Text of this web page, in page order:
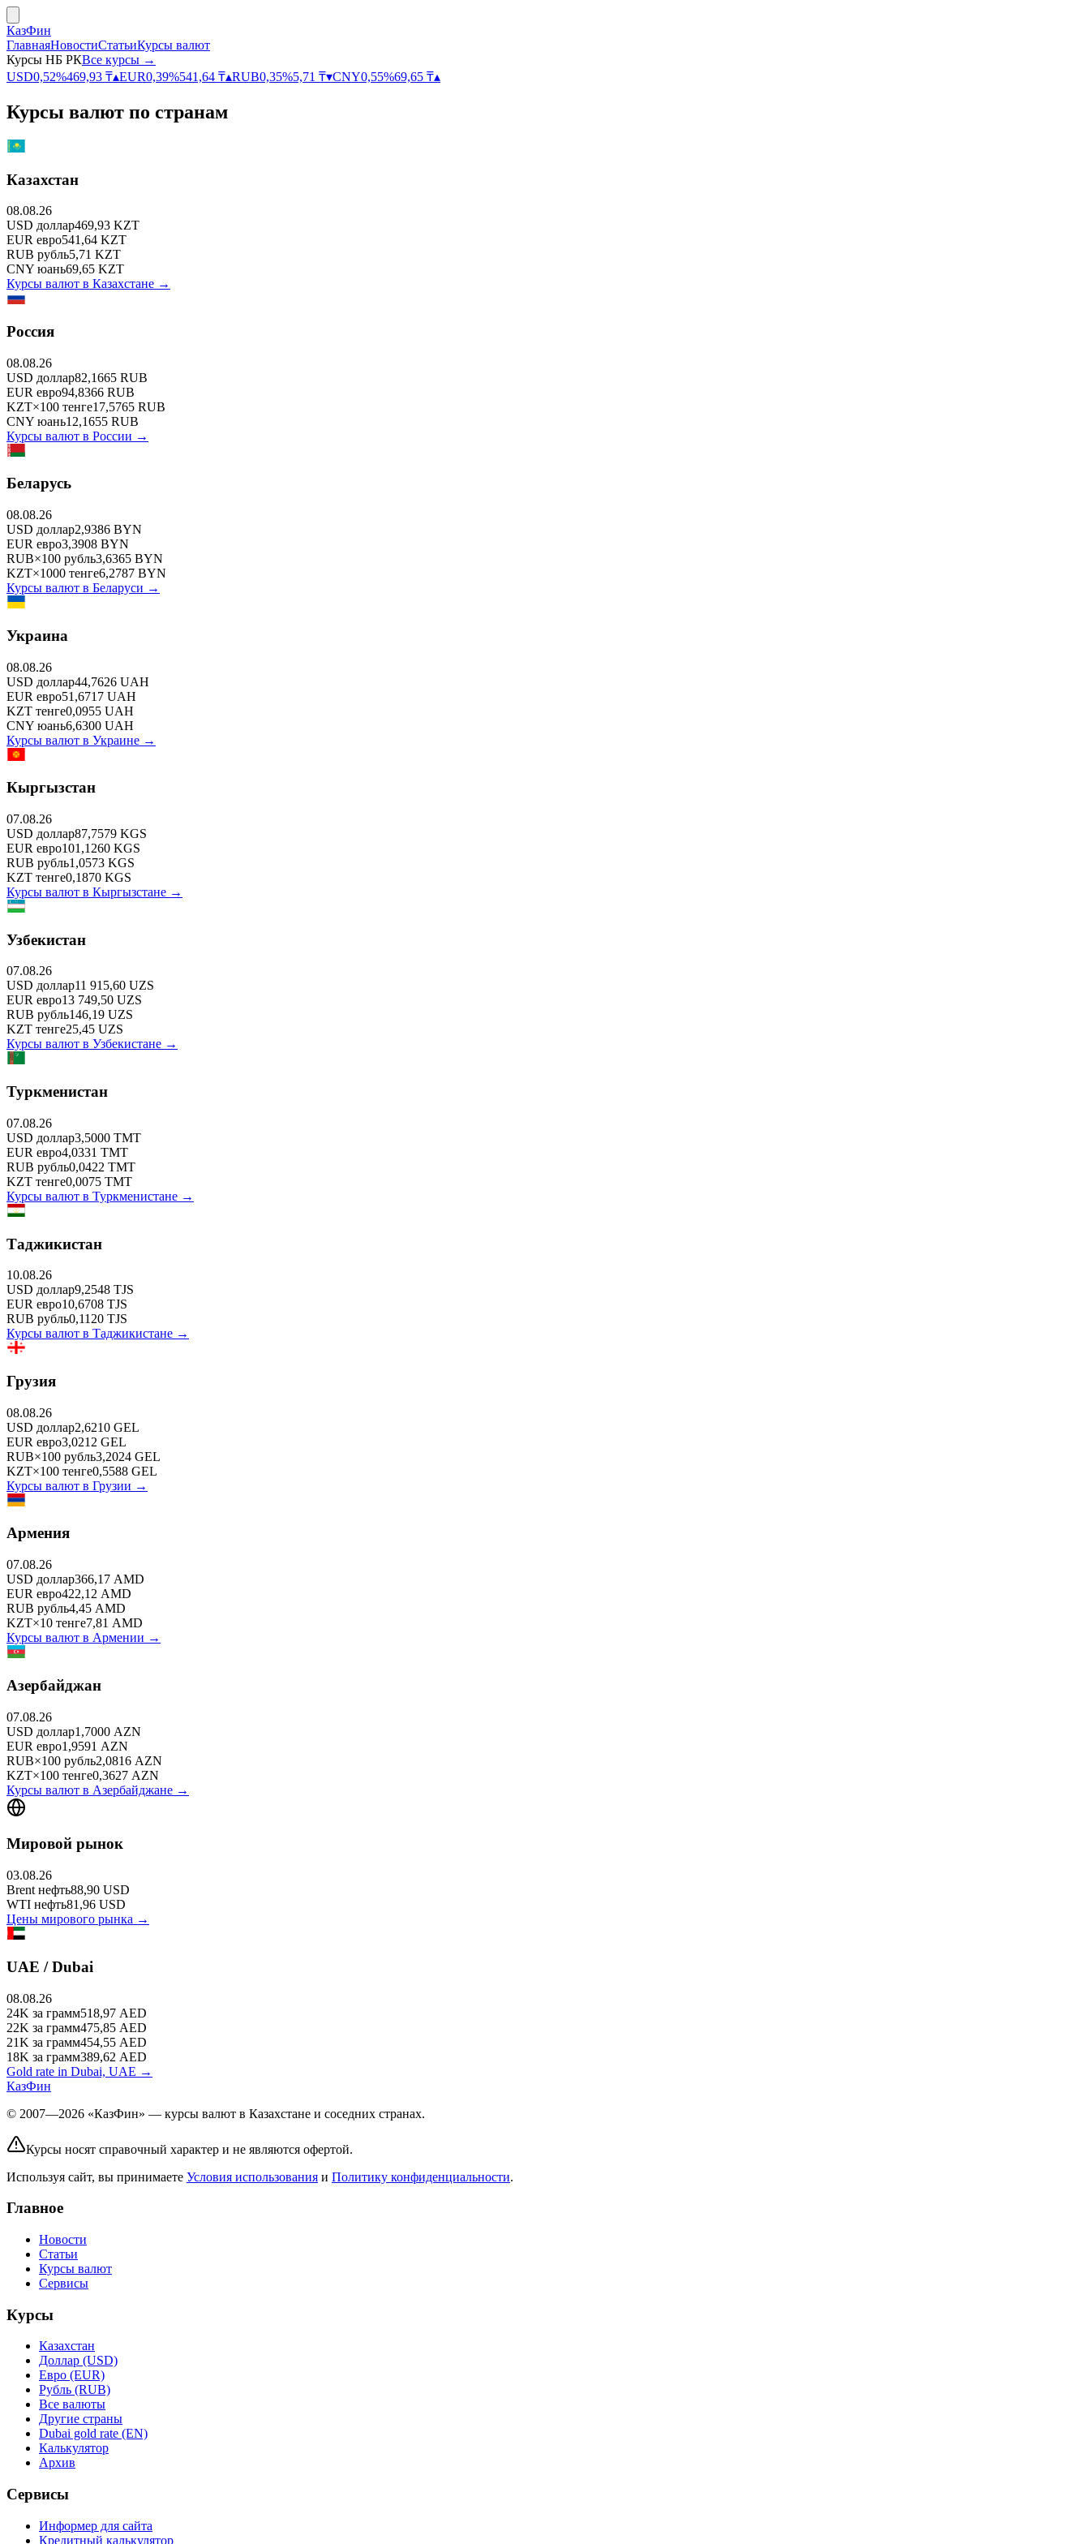
КазФин
ГлавнаяНовостиСтатьиКурсы валют
Курсы НБ РКВсе курсы →
USD0,52%469,93 ₸▴EUR0,39%541,64 ₸▴RUB0,35%5,71 ₸▾CNY0,55%69,65 ₸▴
Курсы валют по странам
Казахстан
08.08.26
USD доллар469,93 KZT
EUR евро541,64 KZT
RUB рубль5,71 KZT
CNY юань69,65 KZT
Курсы валют в Казахстане →
Россия
08.08.26
USD доллар82,1665 RUB
EUR евро94,8366 RUB
KZT×100 тенге17,5765 RUB
CNY юань12,1655 RUB
Курсы валют в России →
Беларусь
08.08.26
USD доллар2,9386 BYN
EUR евро3,3908 BYN
RUB×100 рубль3,6365 BYN
KZT×1000 тенге6,2787 BYN
Курсы валют в Беларуси →
Украина
08.08.26
USD доллар44,7626 UAH
EUR евро51,6717 UAH
KZT тенге0,0955 UAH
CNY юань6,6300 UAH
Курсы валют в Украине →
Кыргызстан
07.08.26
USD доллар87,7579 KGS
EUR евро101,1260 KGS
RUB рубль1,0573 KGS
KZT тенге0,1870 KGS
Курсы валют в Кыргызстане →
Узбекистан
07.08.26
USD доллар11 915,60 UZS
EUR евро13 749,50 UZS
RUB рубль146,19 UZS
KZT тенге25,45 UZS
Курсы валют в Узбекистане →
Туркменистан
07.08.26
USD доллар3,5000 TMT
EUR евро4,0331 TMT
RUB рубль0,0422 TMT
KZT тенге0,0075 TMT
Курсы валют в Туркменистане →
Таджикистан
10.08.26
USD доллар9,2548 TJS
EUR евро10,6708 TJS
RUB рубль0,1120 TJS
Курсы валют в Таджикистане →
Грузия
08.08.26
USD доллар2,6210 GEL
EUR евро3,0212 GEL
RUB×100 рубль3,2024 GEL
KZT×100 тенге0,5588 GEL
Курсы валют в Грузии →
Армения
07.08.26
USD доллар366,17 AMD
EUR евро422,12 AMD
RUB рубль4,45 AMD
KZT×10 тенге7,81 AMD
Курсы валют в Армении →
Азербайджан
07.08.26
USD доллар1,7000 AZN
EUR евро1,9591 AZN
RUB×100 рубль2,0816 AZN
KZT×100 тенге0,3627 AZN
Курсы валют в Азербайджане →
Мировой рынок
03.08.26
Brent нефть88,90 USD
WTI нефть81,96 USD
Цены мирового рынка →
UAE / Dubai
08.08.26
24K за грамм518,97 AED
22K за грамм475,85 AED
21K за грамм454,55 AED
18K за грамм389,62 AED
Gold rate in Dubai, UAE →
КазФин
© 2007—2026 «КазФин» — курсы валют в Казахстане и соседних странах.
Курсы носят справочный характер и не являются офертой.
Используя сайт, вы принимаете Условия использования и Политику конфиденциальности.
Главное
Новости
Статьи
Курсы валют
Сервисы
Курсы
Казахстан
Доллар (USD)
Евро (EUR)
Рубль (RUB)
Все валюты
Другие страны
Dubai gold rate (EN)
Калькулятор
Архив
Сервисы
Информер для сайта
Кредитный калькулятор